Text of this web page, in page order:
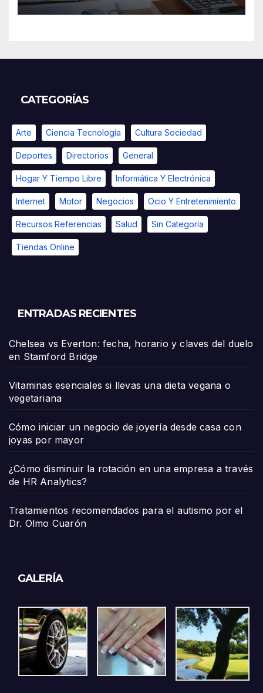
CATEGORÍAS
Arte Ciencia Tecnología Cultura Sociedad
Deportes Directorios General
Hogar Y Tiempo Libre Informática Y Electrónica
Internet Motor Negocios Ocio Y Entretenimiento
Recursos Referencias Salud Sin Categoría
Tiendas Online
ENTRADAS RECIENTES
Chelsea vs Everton: fecha, horario y claves del duelo
en Stamford Bridge
Vitaminas esenciales si llevas una dieta vegana o
vegetariana
Cómo iniciar un negocio de joyería desde casa con
joyas por mayor
¿Cómo disminuir la rotación en una empresa a través
de HR Analytics?
Tratamientos recomendados para el autismo por el
Dr. Olmo Cuarón
GALERÍA